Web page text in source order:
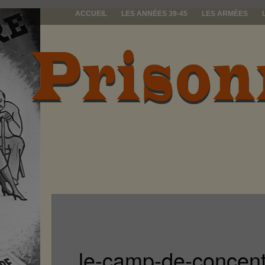
ACCUEIL LES ANNÉES 39-45 LES ARMÉES
prisonniers